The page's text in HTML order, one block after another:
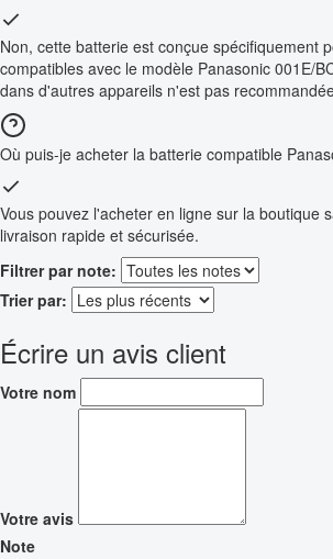
Non, cette batterie est conçue spécifiquement
compatibles avec le modèle Panasonic 001E/
dans d'autres appareils n'est pas
Où puis-je acheter la batterie compatible
Vous pouvez l'acheter en ligne sur la boutique
livraison rapide et sécurisée.
Filtrer par note:
Trier par:
Écrire un avis client
Votre nom
Votre avis
Note